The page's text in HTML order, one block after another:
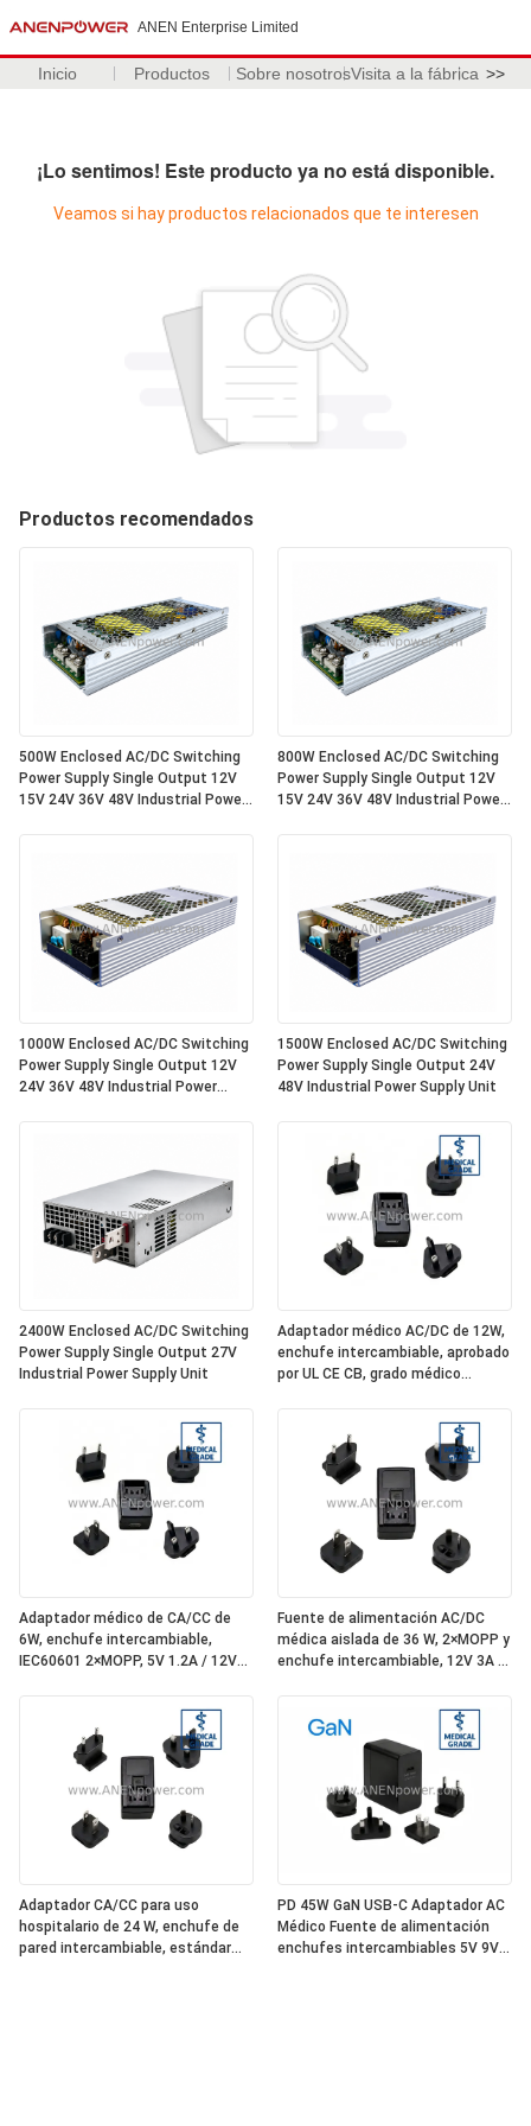
ANEN Enterprise Limited
Inicio Productos Sobre nosotrosVisita a la fábrica >>
¡Lo sentimos! Este producto ya no está disponible.
Veamos si hay productos relacionados que te interesen
Productos recomendados
500W Enclosed AC/DC Switching
Power Supply Single Output 12V
15V 24V 36V 48V Industrial Power
800W Enclosed AC/DC Switching
Power Supply Single Output 12V
15V 24V 36V 48V Industrial Power
1000W Enclosed AC/DC Switching
Power Supply Single Output 12V
24V 36V 48V Industrial Power
1500W Enclosed AC/DC Switching
Power Supply Single Output 24V
48V Industrial Power Supply Unit
2400W Enclosed AC/DC Switching
Power Supply Single Output 27V
Industrial Power Supply Unit
Adaptador médico AC/DC de 12W,
enchufe intercambiable, aprobado
por UL CE CB, grado médico
Adaptador médico de CA/CC de
6W, enchufe intercambiable,
IEC60601 2×MOPP, 5V 1.2A / 12V
Fuente de alimentación AC/DC
médica aislada de 36 W, 2×MOPP y
enchufe intercambiable, 12V 3A /
Adaptador CA/CC para uso
hospitalario de 24 W, enchufe de
pared intercambiable, estándar
PD 45W GaN USB-C Adaptador AC
Médico Fuente de alimentación
enchufes intercambiables 5V 9V